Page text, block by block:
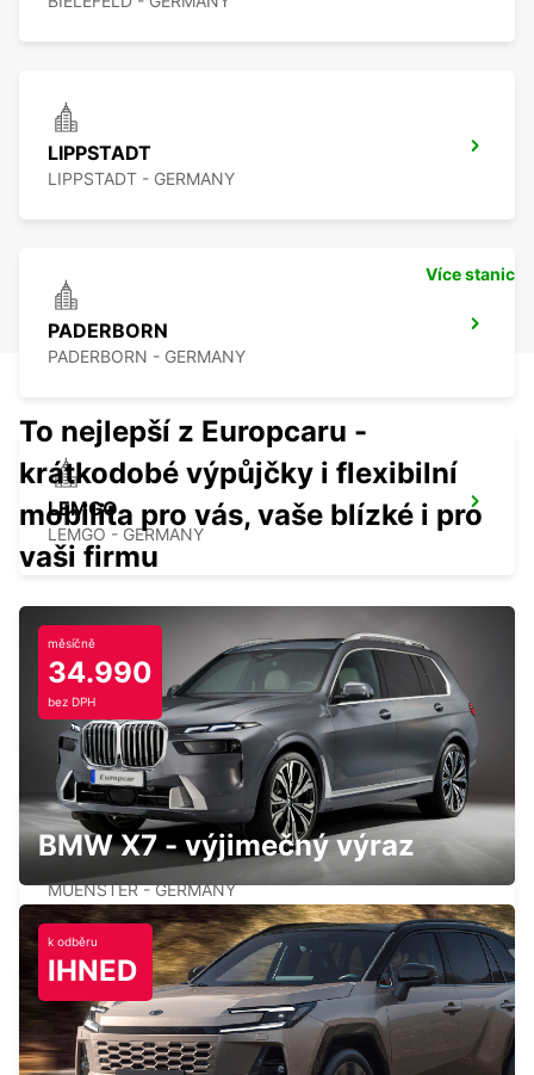
LIPPSTADT
LIPPSTADT - GERMANY
PADERBORN
PADERBORN - GERMANY
LEMGO
LEMGO - GERMANY
OSNABRUECK
OSNABRUECK - GERMANY
MUENSTER
MUENSTER - GERMANY
BERGKAMEN
BERGKAMEN - GERMANY
Více stanic
To nejlepší z Europcaru -
krátkodobé výpůjčky i flexibilní
mobilita pro vás, vaše blízké i pro
vaši firmu
měsíčně
34.990
bez DPH
BMW X7 - výjimečný výraz
k odběru
IHNED